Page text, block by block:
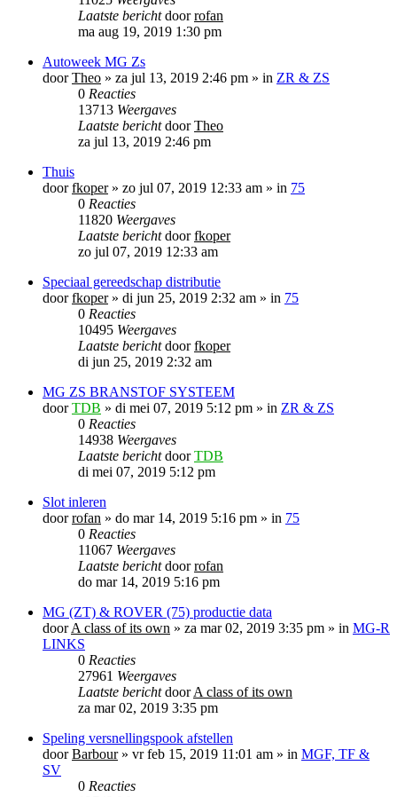
Laatste berichtdoorrofan
ma aug 19, 2019 1:30 pm
Autoweek MG Zs
doorTheo » za jul 13, 2019 2:46 pm » in ZR & ZS
0 Reacties
13713 Weergaves
Laatste berichtdoorTheo
za jul 13, 2019 2:46 pm
Thuis
doorfkoper» zo jul 07, 2019 12:33 am » in 75
0 Reacties
11820 Weergaves
Laatste berichtdoorfkoper
zo jul 07, 2019 12:33 am
Speciaal gereedschap distributie
doorfkoper» di jun 25, 2019 2:32 am » in 75
0 Reacties
10495 Weergaves
Laatste berichtdoorfkoper
di jun 25, 2019 2:32 am
MG ZS BRANSTOF SYSTEEM
doorTDB » di mei 07, 2019 5:12 pm » in ZR & ZS
0 Reacties
14938 Weergaves
Laatste berichtdoorTDB
di mei 07, 2019 5:12 pm
Slot inleren
doorrofan » do mar 14, 2019 5:16 pm » in 75
0 Reacties
11067 Weergaves
Laatste berichtdoorrofan
do mar 14, 2019 5:16 pm
MG (ZT) & ROVER (75) productie data
doorA class of its own » za mar 02, 2019 3:35 pm » in MG-R
LINKS
0 Reacties
27961 Weergaves
Laatste berichtdoorA class of its own
za mar 02, 2019 3:35 pm
Speling versnellingspook afstellen
doorBarbour» vr feb 15, 2019 11:01 am » in MGF, TF &
SV
0 Reacties